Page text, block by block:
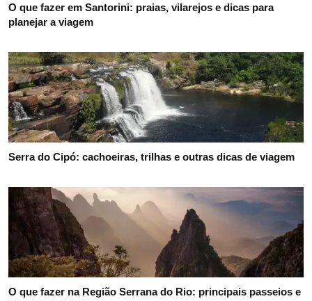
O que fazer em Santorini: praias, vilarejos e dicas para
planejar a viagem
Serra do Cipó: cachoeiras, trilhas e outras dicas de viagem
O que fazer na Região Serrana do Rio: principais passeios e